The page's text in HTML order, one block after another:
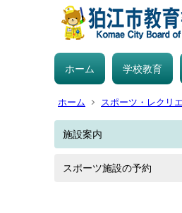
ホーム 学校教育
ホーム スポーツ・レクリ
施設案内
スポーツ施設の予約